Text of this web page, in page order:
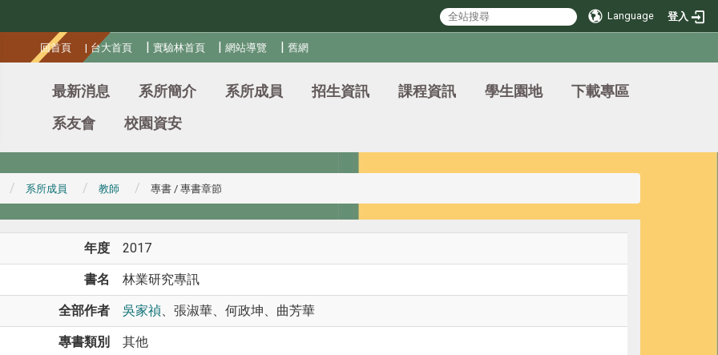
Language 登入
回首頁 | 台大首頁 | 實驗林首頁 |網站導覽 |舊網
最新消息 系所簡介 系所成員 招生資訊 課程資訊 學生園地
下載專區
系友會
校園資安
系所成員 教師 專書 / 專書章節
年度 2017
書名 林業研究專訊
全部作者 吳家禎、張淑華、何政坤、曲芳華
專書類別 其他